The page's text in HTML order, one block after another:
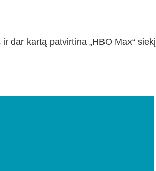
dar kartą patvirtina „HBO Max“ siekį